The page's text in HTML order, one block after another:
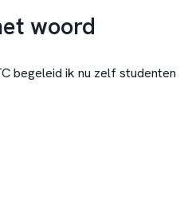
woord
begeleid ik nu zelf studenten